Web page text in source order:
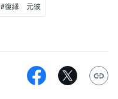
#復縁 元彼